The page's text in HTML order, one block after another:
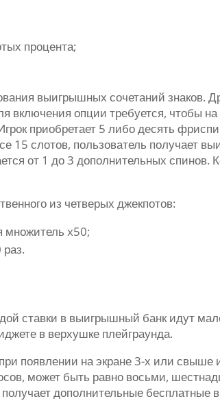
процента;
выигрышных сочетаний знаков.
опции требуется, чтобы на
приобретает 5 либо десять
15 слотов, пользователь получает
от 1 до 3 дополнительных спинов.
из четверых джекпотов:
множитель x50;
раз.
ставки в выигрышный банк идут
в верхушке плейграунда.
появлении на экране 3-х или свыше
может быть равно восьми,
дополнительные бесплатные